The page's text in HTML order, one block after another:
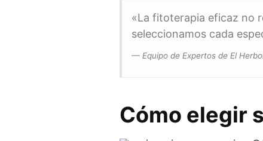
«La fitoterapia eficaz no
seleccionamos cada
— Equipo de Expertos de El
Cómo elegir